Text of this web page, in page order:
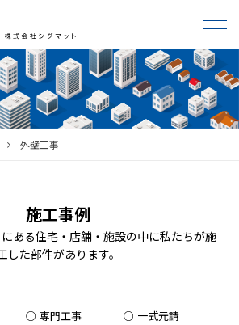
外壁工事
施工事例
ある住宅・店舗・施設の中に私たちが施
した部件があります。
専門工事 一式元請